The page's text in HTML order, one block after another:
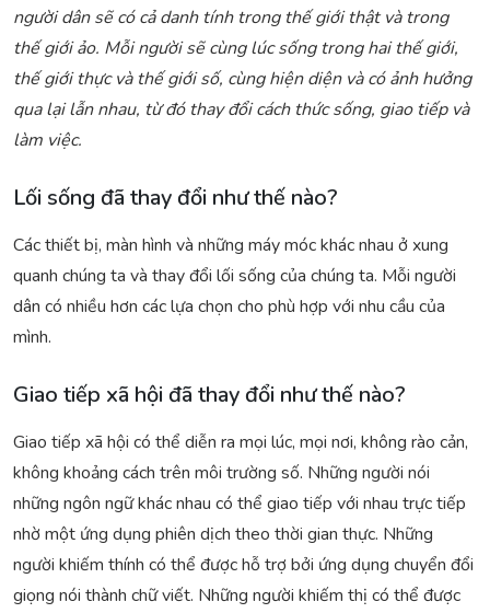
người dân sẽ có cả danh tính trong thế giới thật và trong
thế giới ảo. Mỗi người sẽ cùng lúc sống trong hai thế giới,
thế giới thực và thế giới số, cùng hiện diện và có ảnh hưởng
qua lại lẫn nhau, từ đó thay đổi cách thức sống, giao tiếp và
làm việc.
Lối sống đã thay đổi như thế nào?
Các thiết bị, màn hình và những máy móc khác nhau ở xung
quanh chúng ta và thay đổi lối sống của chúng ta. Mỗi người
dân có nhiều hơn các lựa chọn cho phù hợp với nhu cầu của
mình.
Giao tiếp xã hội đã thay đổi như thế nào?
Giao tiếp xã hội có thể diễn ra mọi lúc, mọi nơi, không rào cản,
không khoảng cách trên môi trường số. Những người nói
những ngôn ngữ khác nhau có thể giao tiếp với nhau trực tiếp
nhờ một ứng dụng phiên dịch theo thời gian thực. Những
người khiếm thính có thể được hỗ trợ bởi ứng dụng chuyển đổi
giọng nói thành chữ viết. Những người khiếm thị có thể được